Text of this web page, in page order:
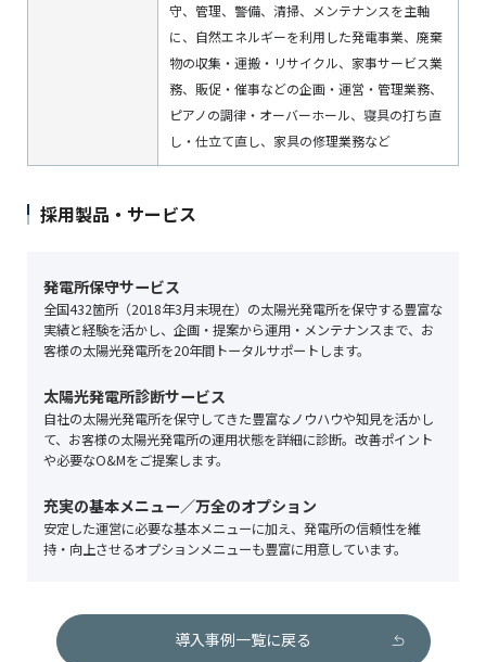
守、管理、警備、清掃、メンテナンスを主軸
に、自然エネルギーを利用した発電事業、廃棄
物の収集・運搬・リサイクル、家事サービス業
務、販促・催事などの企画・運営・管理業務、
ピアノの調律・オーバーホール、寝具の打ち直
し・仕立て直し、家具の修理業務など
採用製品・サービス
発電所保守サービス
全国432箇所（2018年3月末現在）の太陽光発電所を保守する豊富な
実績と経験を活かし、企画・提案から運用・メンテナンスまで、お
客様の太陽光発電所を20年間トータルサポートします。
太陽光発電所診断サービス
自社の太陽光発電所を保守してきた豊富なノウハウや知見を活かし
て、お客様の太陽光発電所の運用状態を詳細に診断。改善ポイント
や必要なO&Mをご提案します。
充実の基本メニュー／万全のオプション
安定した運営に必要な基本メニューに加え、発電所の信頼性を維
持・向上させるオプションメニューも豊富に用意しています。
導入事例一覧に戻る